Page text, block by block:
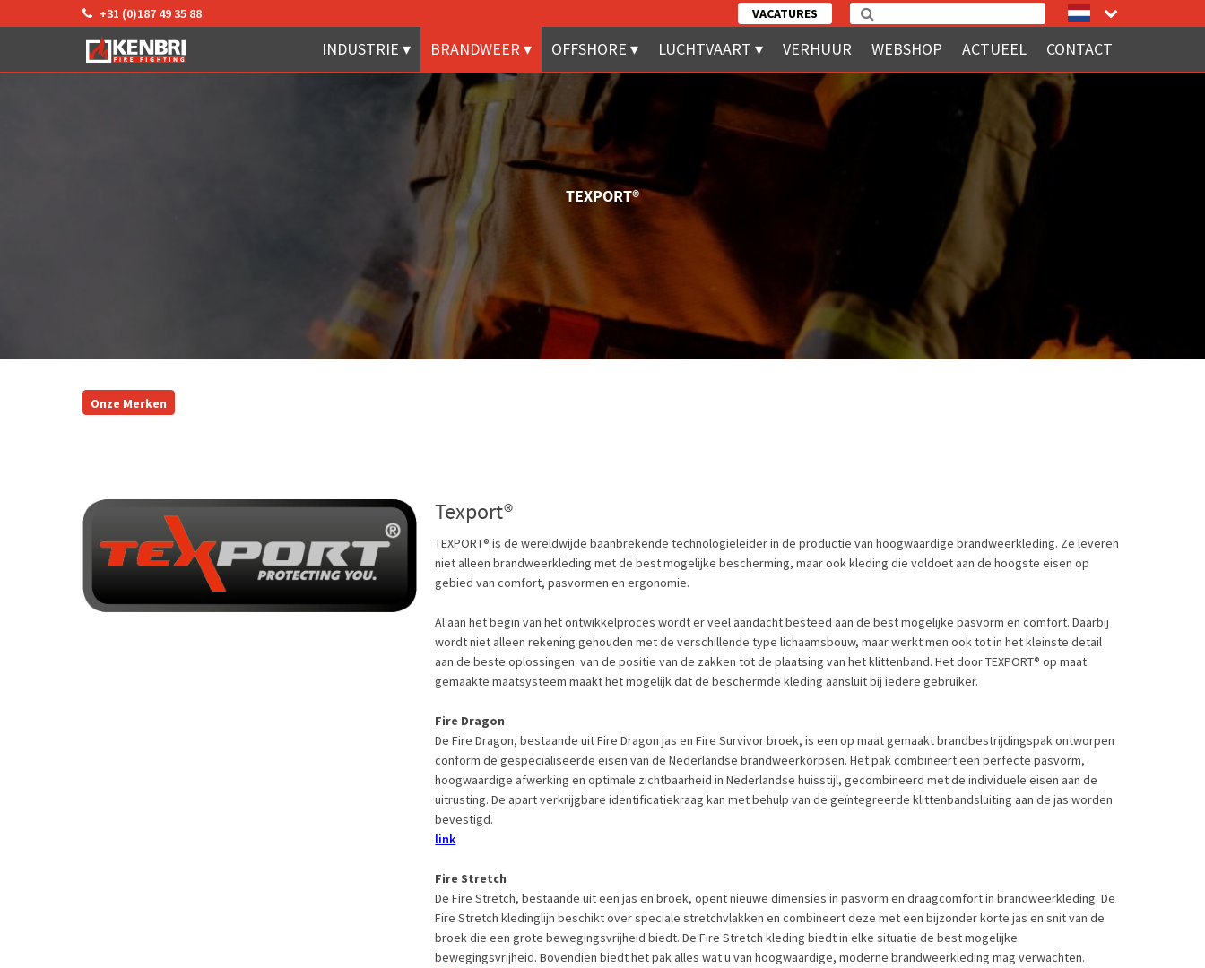
+31 (0)187 49 35 88 VACATURES
INDUSTRIE BRANDWEER OFFSHORE LUCHTVAART VERHUUR WEBSHOP ACTUEEL CONTACT
TEXPORT®
Onze Merken
Texport®
TEXPORT® is de wereldwijde baanbrekende technologieleider in de productie van hoogwaardige brandweerkleding. Ze leveren
niet alleen brandweerkleding met de best mogelijke bescherming, maar ook kleding die voldoet aan de hoogste eisen op
gebied van comfort, pasvormen en ergonomie.
Al aan het begin van het ontwikkelproces wordt er veel aandacht besteed aan de best mogelijke pasvorm en comfort. Daarbij
wordt niet alleen rekening gehouden met de verschillende type lichaamsbouw, maar werkt men ook tot in het kleinste detail
aan de beste oplossingen: van de positie van de zakken tot de plaatsing van het klittenband. Het door TEXPORT® op maat
gemaakte maatsysteem maakt het mogelijk dat de beschermde kleding aansluit bij iedere gebruiker.
Fire Dragon
De Fire Dragon, bestaande uit Fire Dragon jas en Fire Survivor broek, is een op maat gemaakt brandbestrijdingspak ontworpen
conform de gespecialiseerde eisen van de Nederlandse brandweerkorpsen. Het pak combineert een perfecte pasvorm,
hoogwaardige afwerking en optimale zichtbaarheid in Nederlandse huisstijl, gecombineerd met de individuele eisen aan de
uitrusting. De apart verkrijgbare identificatiekraag kan met behulp van de geïntegreerde klittenbandsluiting aan de jas worden
bevestigd.​
link
Fire Stretch
De Fire Stretch, bestaande uit een jas en broek, opent nieuwe dimensies in pasvorm en draagcomfort in brandweerkleding. De
Fire Stretch kledinglijn beschikt over speciale stretchvlakken en combineert deze met een bijzonder korte jas en snit van de
broek die een grote bewegingsvrijheid biedt. De Fire Stretch kleding biedt in elke situatie de best mogelijke
bewegingsvrijheid. Bovendien biedt het pak alles wat u van hoogwaardige, moderne brandweerkleding mag verwachten.​​​​​​